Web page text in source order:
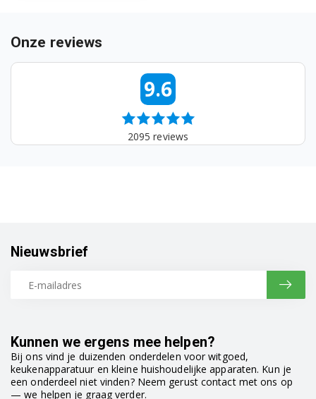
Onze reviews
9.6
2095 reviews
Kunnen we ergens mee helpen?
Bij ons vind je duizenden onderdelen voor witgoed,
keukenapparatuur en kleine huishoudelijke apparaten. Kun je
een onderdeel niet vinden? Neem gerust contact met ons op
— we helpen je graag verder.
Nieuwsbrief